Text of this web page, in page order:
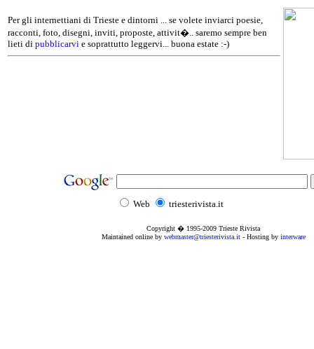
Per gli internettiani di Trieste e dintorni ... se volete inviarci poesie,
racconti, foto, disegni, inviti, proposte, attivit�.. saremo sempre ben
lieti di pubblicarvi e soprattutto leggervi... buona estate :-)
Web triesterivista.it
Copyright � 1995-2009 Trieste Rivista
Maintained online by webmaster@triesterivista.it- Hosting by interware